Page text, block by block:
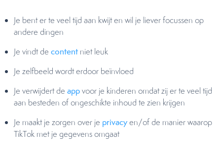
Je bent er te veel tijd aan kwijt en wil je liever focussen op
andere dingen
Je vindt de content niet leuk
Je zelfbeeld wordt erdoor beïnvloed
Je verwijdert de appvoor je kinderen omdat zij er te veel tijd
aan besteden of ongeschikte inhoud te zien krijgen
Je maakt je zorgen over je privacyen/of de manier waarop
TikTok met je gegevens omgaat